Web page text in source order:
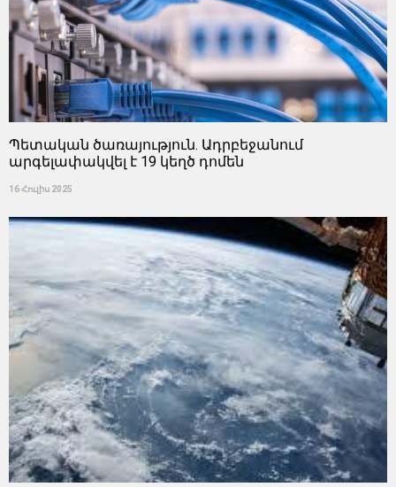
Պետական ծառայություն. Ադրբեջանում
արգելափակվել է 19 կեղծ դոմեն
16 Հուլիս 2025